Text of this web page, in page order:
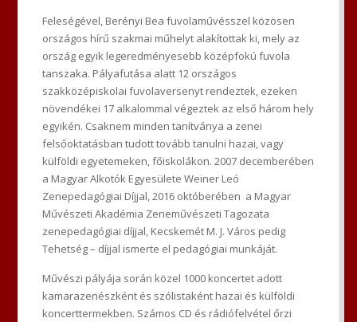
Feleségével, Berényi Bea fuvolaművésszel közösen
országos hírű szakmai műhelyt alakítottak ki, mely az
ország egyik legeredményesebb középfokú fuvola
tanszaka. Pályafutása alatt 12 országos
szakközépiskolai fuvolaversenyt rendeztek, ezeken
növendékei 17 alkalommal végeztek az első három hely
egyikén. Csaknem minden tanítványa a zenei
felsőoktatásban tudott tovább tanulni hazai, vagy
külföldi egyetemeken, főiskolákon. 2007 decemberében
a Magyar Alkotók Egyesülete Weiner Leó
Zenepedagógiai Díjjal, 2016 októberében a Magyar
Művészeti Akadémia Zeneművészeti Tagozata
zenepedagógiai díjjal, Kecskemét M. J. Város pedig
Tehetség – díjjal ismerte el pedagógiai munkáját.
Művészi pályája során közel 1000 koncertet adott
kamarazenészként és szólistaként hazai és külföldi
koncerttermekben. Számos CD és rádiófelvétel őrzi